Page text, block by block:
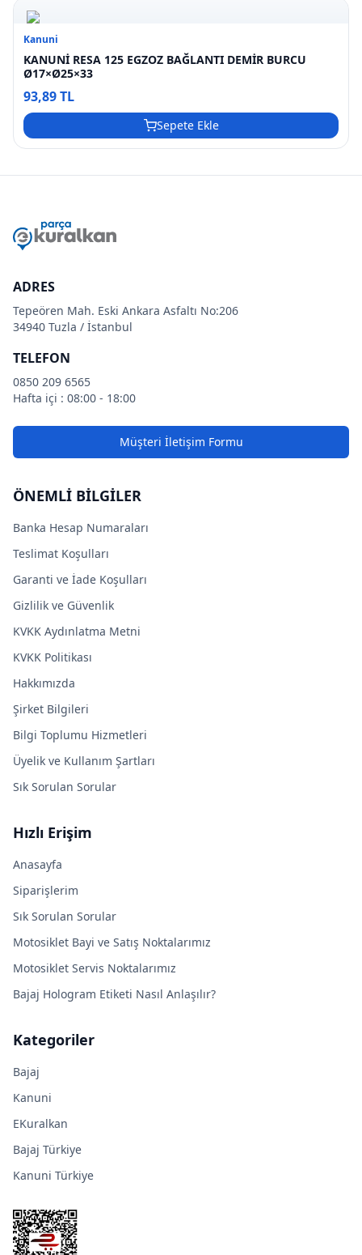
Kanuni
KANUNİ RESA 125 EGZOZ BAĞLANTI DEMİR BURCU
Ø17×Ø25×33
93,89 TL
Sepete Ekle
ADRES
Tepeören Mah. Eski Ankara Asfaltı No:206
34940 Tuzla / İstanbul
TELEFON
0850 209 6565
Hafta içi : 08:00 - 18:00
Müşteri İletişim Formu
ÖNEMLİ BİLGİLER
Banka Hesap Numaraları
Teslimat Koşulları
Garanti ve İade Koşulları
Gizlilik ve Güvenlik
KVKK Aydınlatma Metni
KVKK Politikası
Hakkımızda
Şirket Bilgileri
Bilgi Toplumu Hizmetleri
Üyelik ve Kullanım Şartları
Sık Sorulan Sorular
Hızlı Erişim
Anasayfa
Siparişlerim
Sık Sorulan Sorular
Motosiklet Bayi ve Satış Noktalarımız
Motosiklet Servis Noktalarımız
Bajaj Hologram Etiketi Nasıl Anlaşılır?
Kategoriler
Bajaj
Kanuni
EKuralkan
Bajaj Türkiye
Kanuni Türkiye